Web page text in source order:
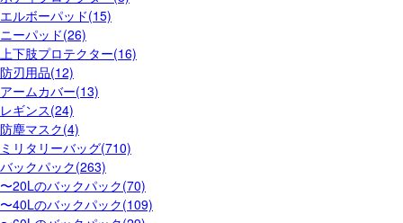
エルボーパッド(15)
ニーパッド(26)
上下肢プロテクター(16)
防刃用品(12)
アームカバー(13)
レギンス(24)
防塵マスク(4)
ミリタリーバッグ(710)
バックパック(263)
〜20Lのバックパック(70)
〜40Lのバックパック(109)